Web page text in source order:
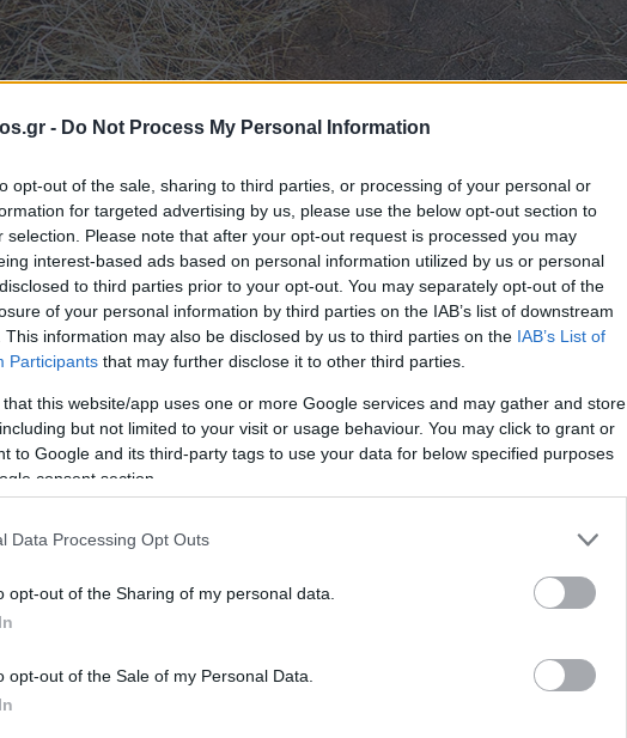
- Do Not Process My Personal Information
opt-out of the sale, sharing to third parties, or processing of your personal or
for targeted advertising by us, please use the below opt-out section to
selection. Please note that after your opt-out request is processed you may
interest-based ads based on personal information utilized by us or personal
to third parties prior to your opt-out. You may separately opt-out of the
of your personal information by third parties on the IAB’s list of downstream
This information may also be disclosed by us to third parties on the IAB’s List of
Participants that may further disclose it to other third parties.
that this website/app uses one or more Google services and may gather and store
but not limited to your visit or usage behaviour. You may click to grant or
to Google and its third-party tags to use your data for below specified purposes
consent section.
Data Processing Opt Outs
opt-out of the Sharing of my personal data.
opt-out of the Sale of my Personal Data.
για την ευλογιά
περιορισμό η
και μάθετε πρώτοι όλες τις ειδήσεις!